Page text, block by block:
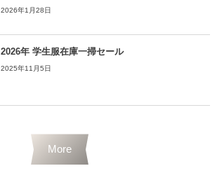
2026年1月28日
2026年 学生服在庫一掃セール
2025年11月5日
More